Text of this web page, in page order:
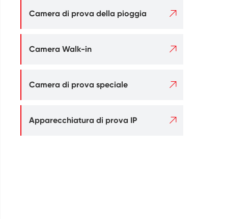
Camera di prova della pioggia 
Camera Walk-in 
Camera di prova speciale 
Apparecchiatura di prova IP 